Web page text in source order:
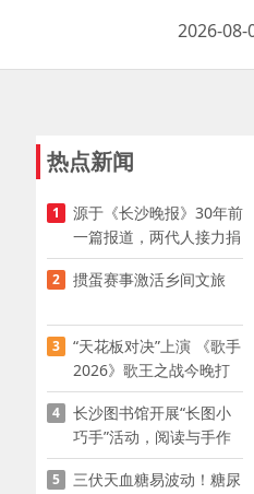
2026-08-
热点新闻
1
源于《长沙晚报》30年前
一篇报道，两代人接力捐
资助学
2 掼蛋赛事激活乡间文旅
3
“天花板对决”上演 《歌手
2026》歌王之战今晚打
响
4
长沙图书馆开展“长图小
巧手”活动，阅读与手作
赋能少儿暑期成长
5
三伏天血糖易波动！糖尿